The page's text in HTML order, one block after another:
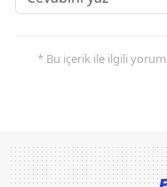
* Bu içerik ile ilgili yorum